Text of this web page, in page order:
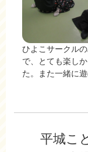
ひよこサークル
で、とても楽し
た。また一緒に遊
平城こ